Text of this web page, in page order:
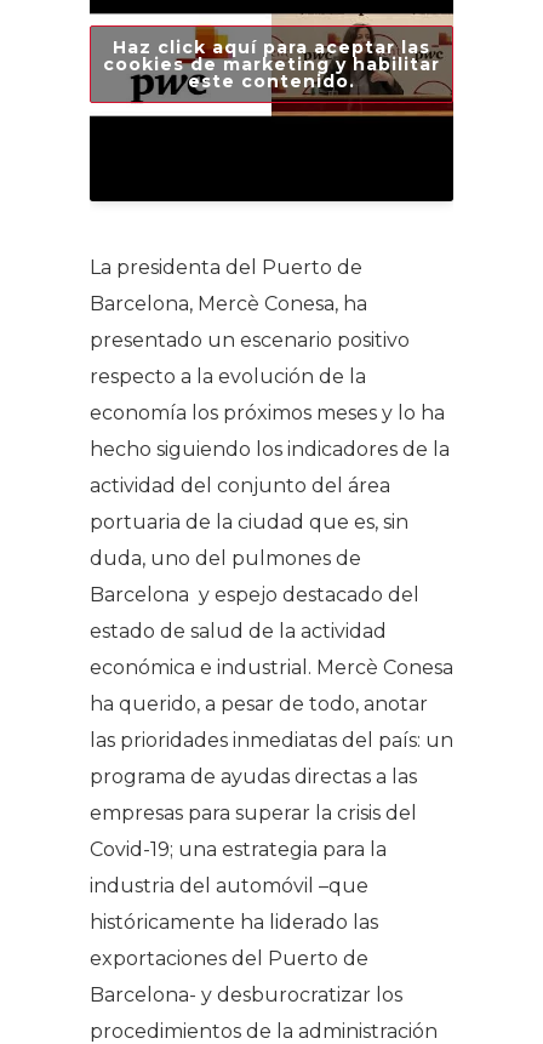
Haz click aquí para aceptar las
cookies de marketing y habilitar
este contenido.
La presidenta del Puerto de
Barcelona, Mercè Conesa, ha
presentado un escenario positivo
respecto a la evolución de la
economía los próximos meses y lo ha
hecho siguiendo los indicadores de la
actividad del conjunto del área
portuaria de la ciudad que es, sin
duda, uno del pulmones de
Barcelona y espejo destacado del
estado de salud de la actividad
económica e industrial. Mercè Conesa
ha querido, a pesar de todo, anotar
las prioridades inmediatas del país: un
programa de ayudas directas a las
empresas para superar la crisis del
Covid-19; una estrategia para la
industria del automóvil –que
históricamente ha liderado las
exportaciones del Puerto de
Barcelona- y desburocratizar los
procedimientos de la administración